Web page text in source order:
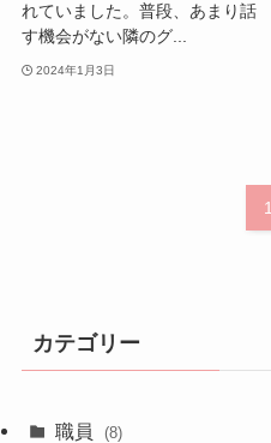
れていました。普段、あまり話
す機会がない隣のグ...
2024年1月3日
1
カテゴリー
職員 (8)